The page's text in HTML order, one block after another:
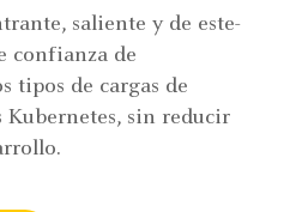
saliente y de este-
confianza de
tipos de cargas de
sin reducir